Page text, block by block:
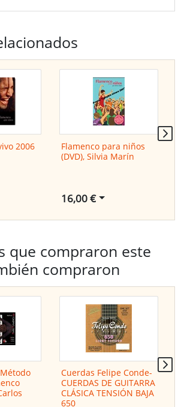
2006
Flamenco para niños
(DVD), Silvia Marín
16,00 €
que compraron este
compraron
Cuerdas Felipe Conde-
CUERDAS DE GUITARRA
CLÁSICA TENSIÓN BAJA
650